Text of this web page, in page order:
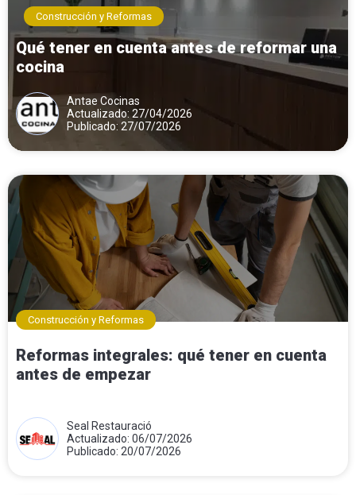
Construcción y Reformas
Qué tener en cuenta antes de reformar una
cocina
Antae Cocinas
Actualizado: 27/04/2026
Publicado: 27/07/2026
Construcción y Reformas
Reformas integrales: qué tener en cuenta
antes de empezar
Seal Restauració
Actualizado: 06/07/2026
Publicado: 20/07/2026